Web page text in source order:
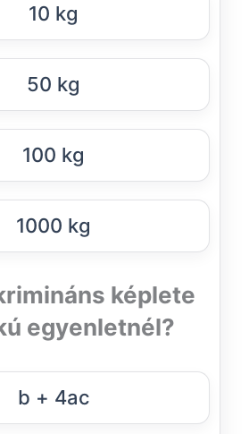
10 kg
50 kg
100 kg
1000 kg
képlete
egyenletnél?
b + 4ac